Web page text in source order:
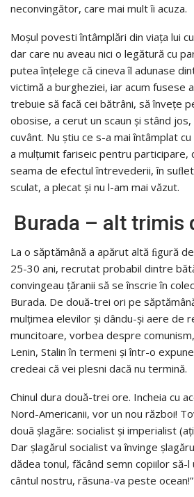
neconvingător, care mai mult îi acuza.
Moşul povesti întâmplări din viaţa lui
dar care nu aveau nici o legătură cu
putea înţelege că cineva îl adunase
victimă a burgheziei, iar acum fusese
trebuie să facă cei bătrâni, să înveţe
obosise, a cerut un scaun şi stând jos,
cuvânt. Nu ştiu ce s-a mai întâmplat
a mulţumit fariseic pentru participare,
seama de efectul întrevederii, în
sculat, a plecat şi nu l-am mai văzut.
Burada – alt trimis
La o săptămână a apărut altă ﬁgură
25-30 ani, recrutat probabil dintre
convingeau ţăranii să se înscrie în
Burada. De două-trei ori pe
mulţimea elevilor şi dându-şi aere de
muncitoare, vorbea despre
Lenin, Stalin în termeni şi într-o
credeai că vei plesni dacă nu termină.
Chinul dura două-trei ore. Incheia cu
Nord-Americanii, vor un nou război!
douã şlagăre: socialist şi imperialist
Dar şlagărul socialist va învinge
dădea tonul, făcând semn copiilor să-l
cântul nostru, răsuna-va peste